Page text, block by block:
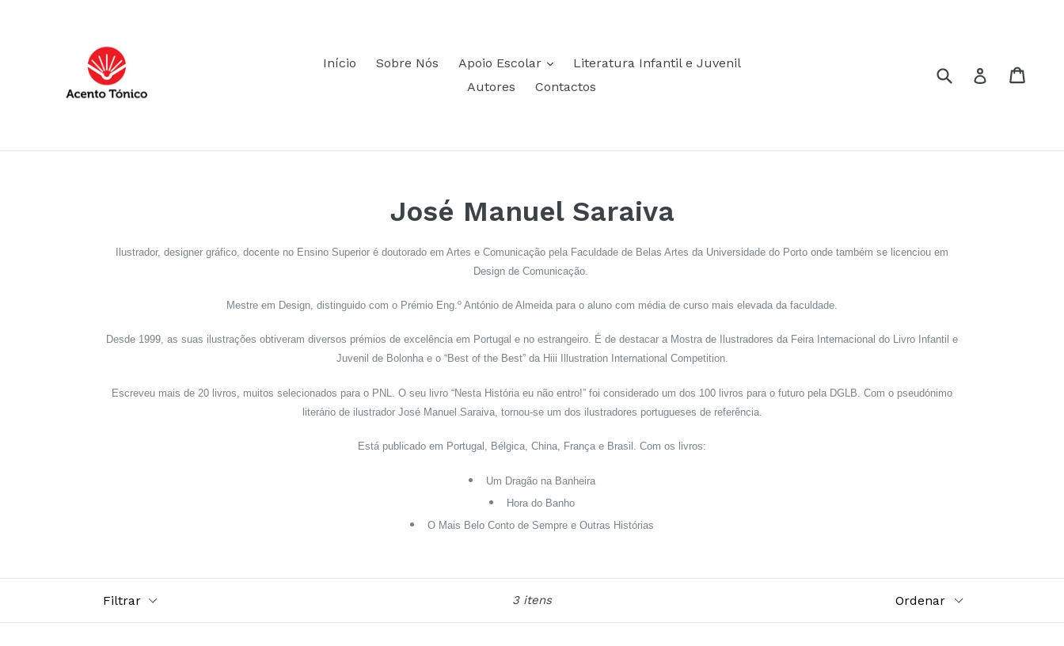
Início Sobre Nós Apoio Escolar maisLiteratura Infantil e Juvenil
Autores
Contactos
Pesquisar
Iniciar
José Manuel Saraiva
Ilustrador, designer gráfico, docente no Ensino Superior é doutorado em Artes e Comunicação pela Faculdade de Belas Artes da Universidade do Porto onde também se licenciou em
Design de Comunicação.
Mestre em Design, distinguido com o Prémio Eng.º António de Almeida para o aluno com média de curso mais elevada da faculdade.
Desde 1999, as suas ilustrações obtiveram diversos prémios de excelência em Portugal e no estrangeiro. É de destacar a Mostra de Ilustradores da Feira Internacional do Livro Infantil e
Juvenil de Bolonha e o “Best of the Best” da Hiii Illustration International Competition.
Escreveu mais de 20 livros, muitos selecionados para o PNL. O seu livro “Nesta História eu não entro!” foi considerado um dos 100 livros para o futuro pela DGLB. Com o pseudónimo
literário de ilustrador José Manuel Saraiva, tornou-se um dos ilustradores portugueses de referência.
Está publicado em Portugal, Bélgica, China, França e Brasil. Com os livros:
Um Dragão na Banheira
Hora do Banho
O Mais Belo Conto de Sempre e Outras Histórias
3 itens